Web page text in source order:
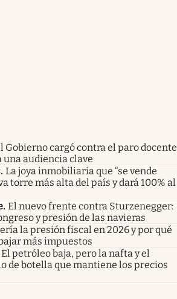
Gobierno cargó contra el paro docente
una audiencia clave
. La joya inmobiliaria que “se vende
torre más alta del país y dará 100% al
. El nuevo frente contra Sturzenegger:
y presión de las navieras
la presión fiscal en 2026 y por qué
más impuestos
El petróleo baja, pero la nafta y el
de botella que mantiene los precios